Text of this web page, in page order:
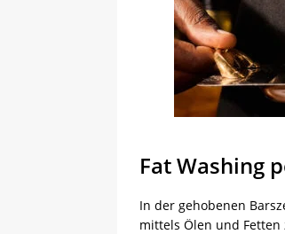
Fat Washing
In der gehobenen
mittels Ölen und